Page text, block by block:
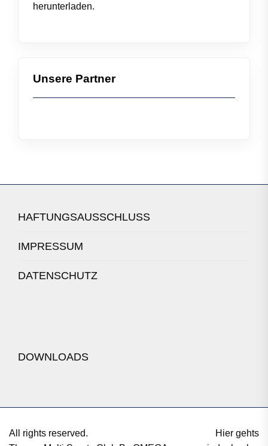
herunterladen.
Unsere Partner
HAFTUNGSAUSSCHLUSS
IMPRESSUM
DATENSCHUTZ
DOWNLOADS
All rights reserved.
Hier gehts